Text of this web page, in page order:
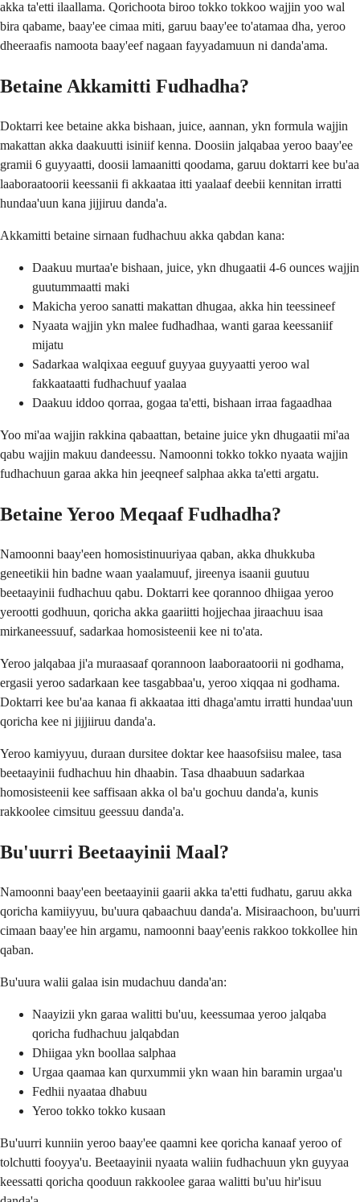
akka ta'etti ilaallama. Qorichoota biroo tokko tokkoo wajjin yoo wal
bira qabame, baay'ee cimaa miti, garuu baay'ee to'atamaa dha, yeroo
dheeraafis namoota baay'eef nagaan fayyadamuun ni danda'ama.
Betaine Akkamitti Fudhadha?
Doktarri kee betaine akka bishaan, juice, aannan, ykn formula wajjin
makattan akka daakuutti isiniif kenna. Doosiin jalqabaa yeroo baay'ee
gramii 6 guyyaatti, doosii lamaanitti qoodama, garuu doktarri kee bu'aa
laaboraatoorii keessanii fi akkaataa itti yaalaaf deebii kennitan irratti
hundaa'uun kana jijjiruu danda'a.
Akkamitti betaine sirnaan fudhachuu akka qabdan kana:
Daakuu murtaa'e bishaan, juice, ykn dhugaatii 4-6 ounces wajjin
guutummaatti maki
Makicha yeroo sanatti makattan dhugaa, akka hin teessineef
Nyaata wajjin ykn malee fudhadhaa, wanti garaa keessaniif
mijatu
Sadarkaa walqixaa eeguuf guyyaa guyyaatti yeroo wal
fakkaataatti fudhachuuf yaalaa
Daakuu iddoo qorraa, gogaa ta'etti, bishaan irraa fagaadhaa
Yoo mi'aa wajjin rakkina qabaattan, betaine juice ykn dhugaatii mi'aa
qabu wajjin makuu dandeessu. Namoonni tokko tokko nyaata wajjin
fudhachuun garaa akka hin jeeqneef salphaa akka ta'etti argatu.
Betaine Yeroo Meqaaf Fudhadha?
Namoonni baay'een homosistinuuriyaa qaban, akka dhukkuba
geneetikii hin badne waan yaalamuuf, jireenya isaanii guutuu
beetaayinii fudhachuu qabu. Doktarri kee qorannoo dhiigaa yeroo
yerootti godhuun, qoricha akka gaariitti hojjechaa jiraachuu isaa
mirkaneessuuf, sadarkaa homosisteenii kee ni to'ata.
Yeroo jalqabaa ji'a muraasaaf qorannoon laaboraatoorii ni godhama,
ergasii yeroo sadarkaan kee tasgabbaa'u, yeroo xiqqaa ni godhama.
Doktarri kee bu'aa kanaa fi akkaataa itti dhaga'amtu irratti hundaa'uun
qoricha kee ni jijjiiruu danda'a.
Yeroo kamiyyuu, duraan dursitee doktar kee haasofsiisu malee, tasa
beetaayinii fudhachuu hin dhaabin. Tasa dhaabuun sadarkaa
homosisteenii kee saffisaan akka ol ba'u gochuu danda'a, kunis
rakkoolee cimsituu geessuu danda'a.
Bu'uurri Beetaayinii Maal?
Namoonni baay'een beetaayinii gaarii akka ta'etti fudhatu, garuu akka
qoricha kamiiyyuu, bu'uura qabaachuu danda'a. Misiraachoon, bu'uurri
cimaan baay'ee hin argamu, namoonni baay'eenis rakkoo tokkollee hin
qaban.
Bu'uura walii galaa isin mudachuu danda'an:
Naayizii ykn garaa walitti bu'uu, keessumaa yeroo jalqaba
qoricha fudhachuu jalqabdan
Dhiigaa ykn boollaa salphaa
Urgaa qaamaa kan qurxummii ykn waan hin baramin urgaa'u
Fedhii nyaataa dhabuu
Yeroo tokko tokko kusaan
Bu'uurri kunniin yeroo baay'ee qaamni kee qoricha kanaaf yeroo of
tolchutti fooyya'u. Beetaayinii nyaata waliin fudhachuun ykn guyyaa
keessatti qoricha qooduun rakkoolee garaa walitti bu'uu hir'isuu